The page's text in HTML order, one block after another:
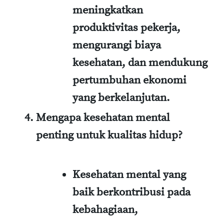
meningkatkan
produktivitas pekerja,
mengurangi biaya
kesehatan, dan mendukung
pertumbuhan ekonomi
yang berkelanjutan.
Mengapa kesehatan mental
penting untuk kualitas hidup?
Kesehatan mental yang
baik berkontribusi pada
kebahagiaan,